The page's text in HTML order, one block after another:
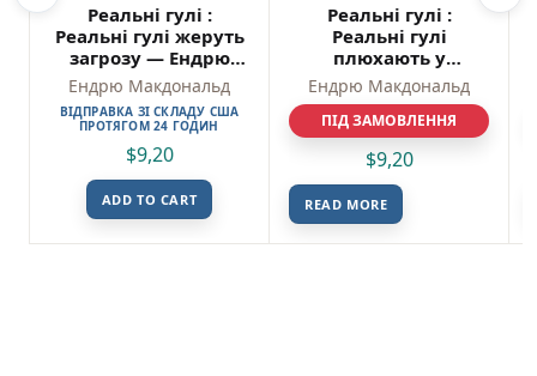
Реальні гулі :
Реальні гулі жеруть
загрозу — Ендрю
Макдональд
Ендрю Макдональд
ВІДПРАВКА ЗІ СКЛАДУ США
ПРОТЯГОМ 24 ГОДИН
$9,20
ADD TO CART
Реальні гулі :
Реальні гулі
плюхають у
відповідь — Ендрю
Макдональд
Ендрю Макдональд
ПІД ЗАМОВЛЕННЯ
$9,20
READ MORE